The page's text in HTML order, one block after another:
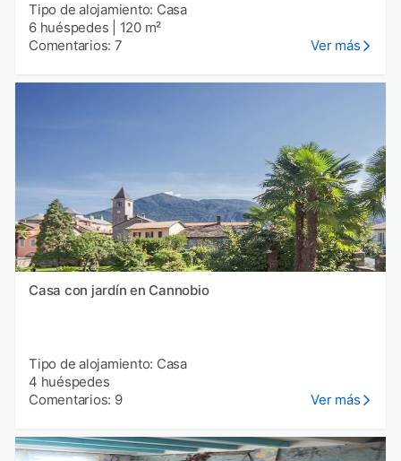
Tipo de alojamiento: Casa
6 huéspedes
120 m²
Comentarios: 7
Ver más
Casa con jardín en Cannobio
Tipo de alojamiento: Casa
4 huéspedes
Comentarios: 9
Ver más